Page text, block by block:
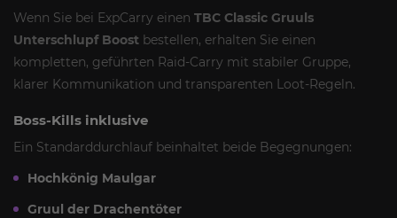
Wenn Sie bei ExpCarry einen TBC Classic Gruuls
Unterschlupf Boost bestellen, erhalten Sie einen
kompletten, geführten Raid-Carry mit stabiler Gruppe,
klarer Kommunikation und transparenten Loot-Regeln.
Boss-Kills inklusive
Ein Standarddurchlauf beinhaltet beide Begegnungen:
Hochkönig Maulgar
Gruul der Drachentöter